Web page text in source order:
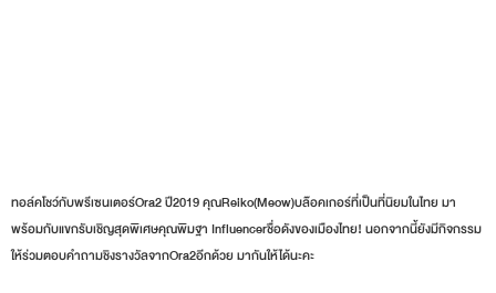
ทอล์คโชว์กับพรีเซนเตอร์Ora2 ปี2019 คุณReiko(Meow)บล๊อคเกอร์ที่เป็นที่นิยมในไทย มา
พร้อมกับแขกรับเชิญสุดพิเศษคุณพิมฐา Influencerชื่อดังของเมืองไทย! นอกจากนี้ยังมีกิจกรรม
ให้ร่วมตอบคำถามชิงรางวัลจากOra2อีกด้วย มากันให้ได้นะคะ